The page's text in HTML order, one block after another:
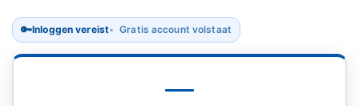
🔑Inloggen vereist Gratis account volstaat